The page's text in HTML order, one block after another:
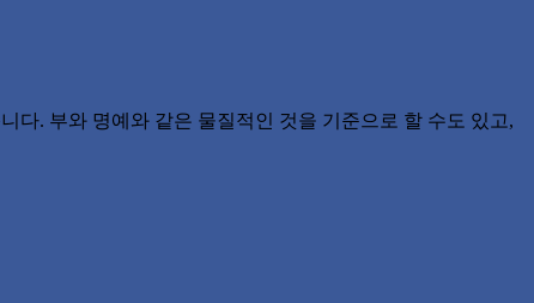
다. 부와 명예와 같은 물질적인 것을 기준으로 할 수도 있고,